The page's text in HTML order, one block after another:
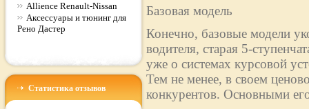
Allience Renault-Nissan
Аксессуары и тюнинг для
Рено Дастер
Статистика отзывов
Базовая модель
Конечно, базовые модели
водителя, старая 5-
уже о системах курсовой
Тем не менее, в своем
конкурентов. Основными